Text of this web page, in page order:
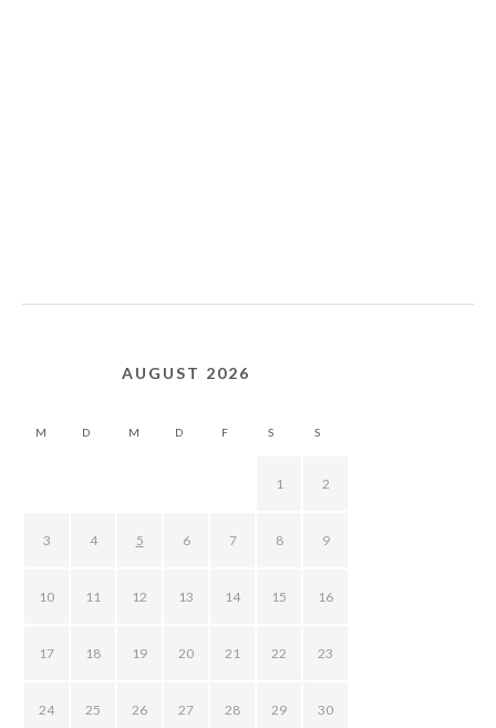
AUGUST 2026
M D M D F S S
1 2
3 4 5 6 7 8 9
10 11 12 13 14 15 16
17 18 19 20 21 22 23
24 25 26 27 28 29 30